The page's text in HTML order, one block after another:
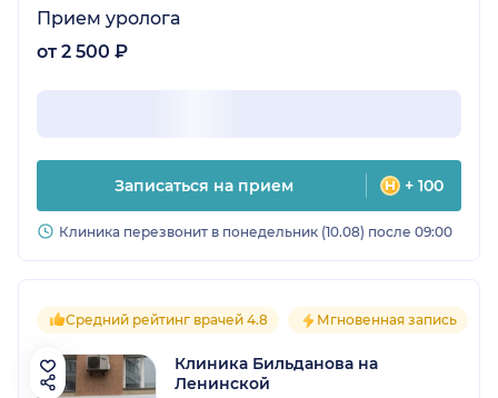
Прием уролога
от 2 500 ₽
Записаться на прием + 100
Клиника перезвонит в понедельник (10.08) после 09:00
Средний рейтинг врачей 4.8 Мгновенная запись
Клиника Бильданова на
Ленинской